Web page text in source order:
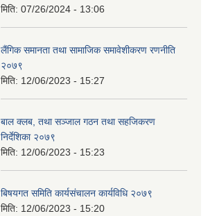
मिति: 07/26/2024 - 13:06
लैंगिक समानता तथा सामाजिक समावेशीकरण रणनीति
२०७९
मिति: 12/06/2023 - 15:27
बाल क्लब, तथा सञ्जाल गठन तथा सहजिकरण
निर्देशिका २०७९
मिति: 12/06/2023 - 15:23
बिषयगत समिति कार्यसंचालन कार्यविधि २०७९
मिति: 12/06/2023 - 15:20